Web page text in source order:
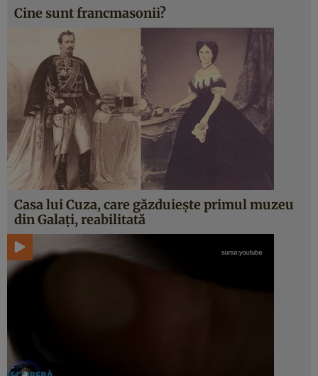
Cine sunt francmasonii?
Casa lui Cuza, care găzduiește primul muzeu
din Galați, reabilitată